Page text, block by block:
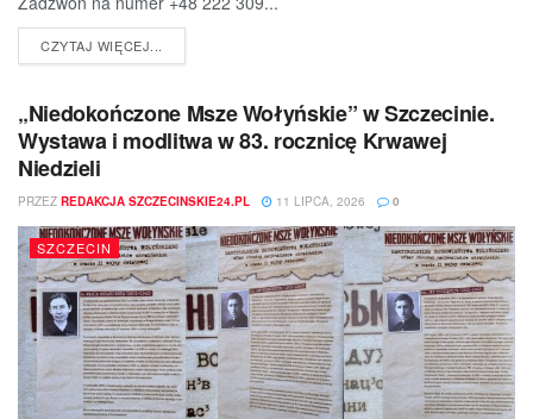
CZYTAJ WIĘCEJ...
„Niedokończone Msze Wołyńskie” w Szczecinie.
Wystawa i modlitwa w 83. rocznicę Krwawej
Niedzieli
PRZEZ REDAKCJA SZCZECINSKIE24.PL 11 LIPCA, 2026 0
SZCZECIN